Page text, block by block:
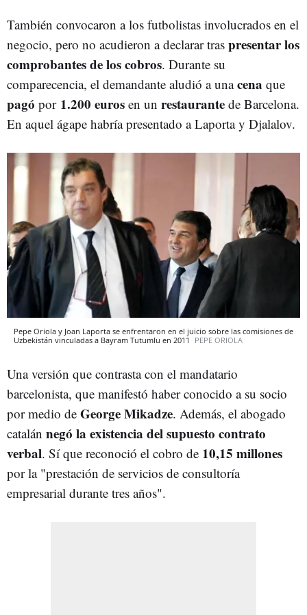
También convocaron a los futbolistas involucrados en el
negocio, pero no acudieron a declarar tras presentar los
comprobantes de los cobros. Durante su
comparecencia, el demandante aludió a unacena que
pagó por 1.200 euros en un restaurante de Barcelona.
En aquel ágape habría presentado a Laporta y Djalalov.
Pepe Oriola y Joan Laporta se enfrentaron en el juicio sobre las comisiones de
Uzbekistán vinculadas a Bayram Tutumlu en 2011
PEPE ORIOLA
Una versión que contrasta con el mandatario
barcelonista, que manifestó haber conocido a su socio
por medio de George Mikadze. Además, el abogado
catalán negó la existencia del supuesto contrato
verbal. Sí que reconoció el cobro de 10,15 millones
por la "prestación de servicios de consultoría
empresarial durante tres años".